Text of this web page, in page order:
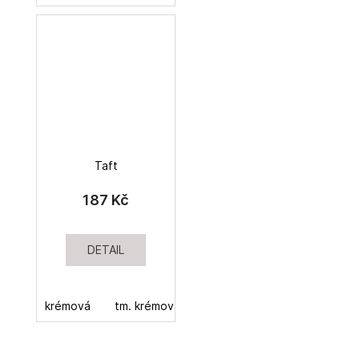
Taft
187 Kč
DETAIL
krémová tm. krémová